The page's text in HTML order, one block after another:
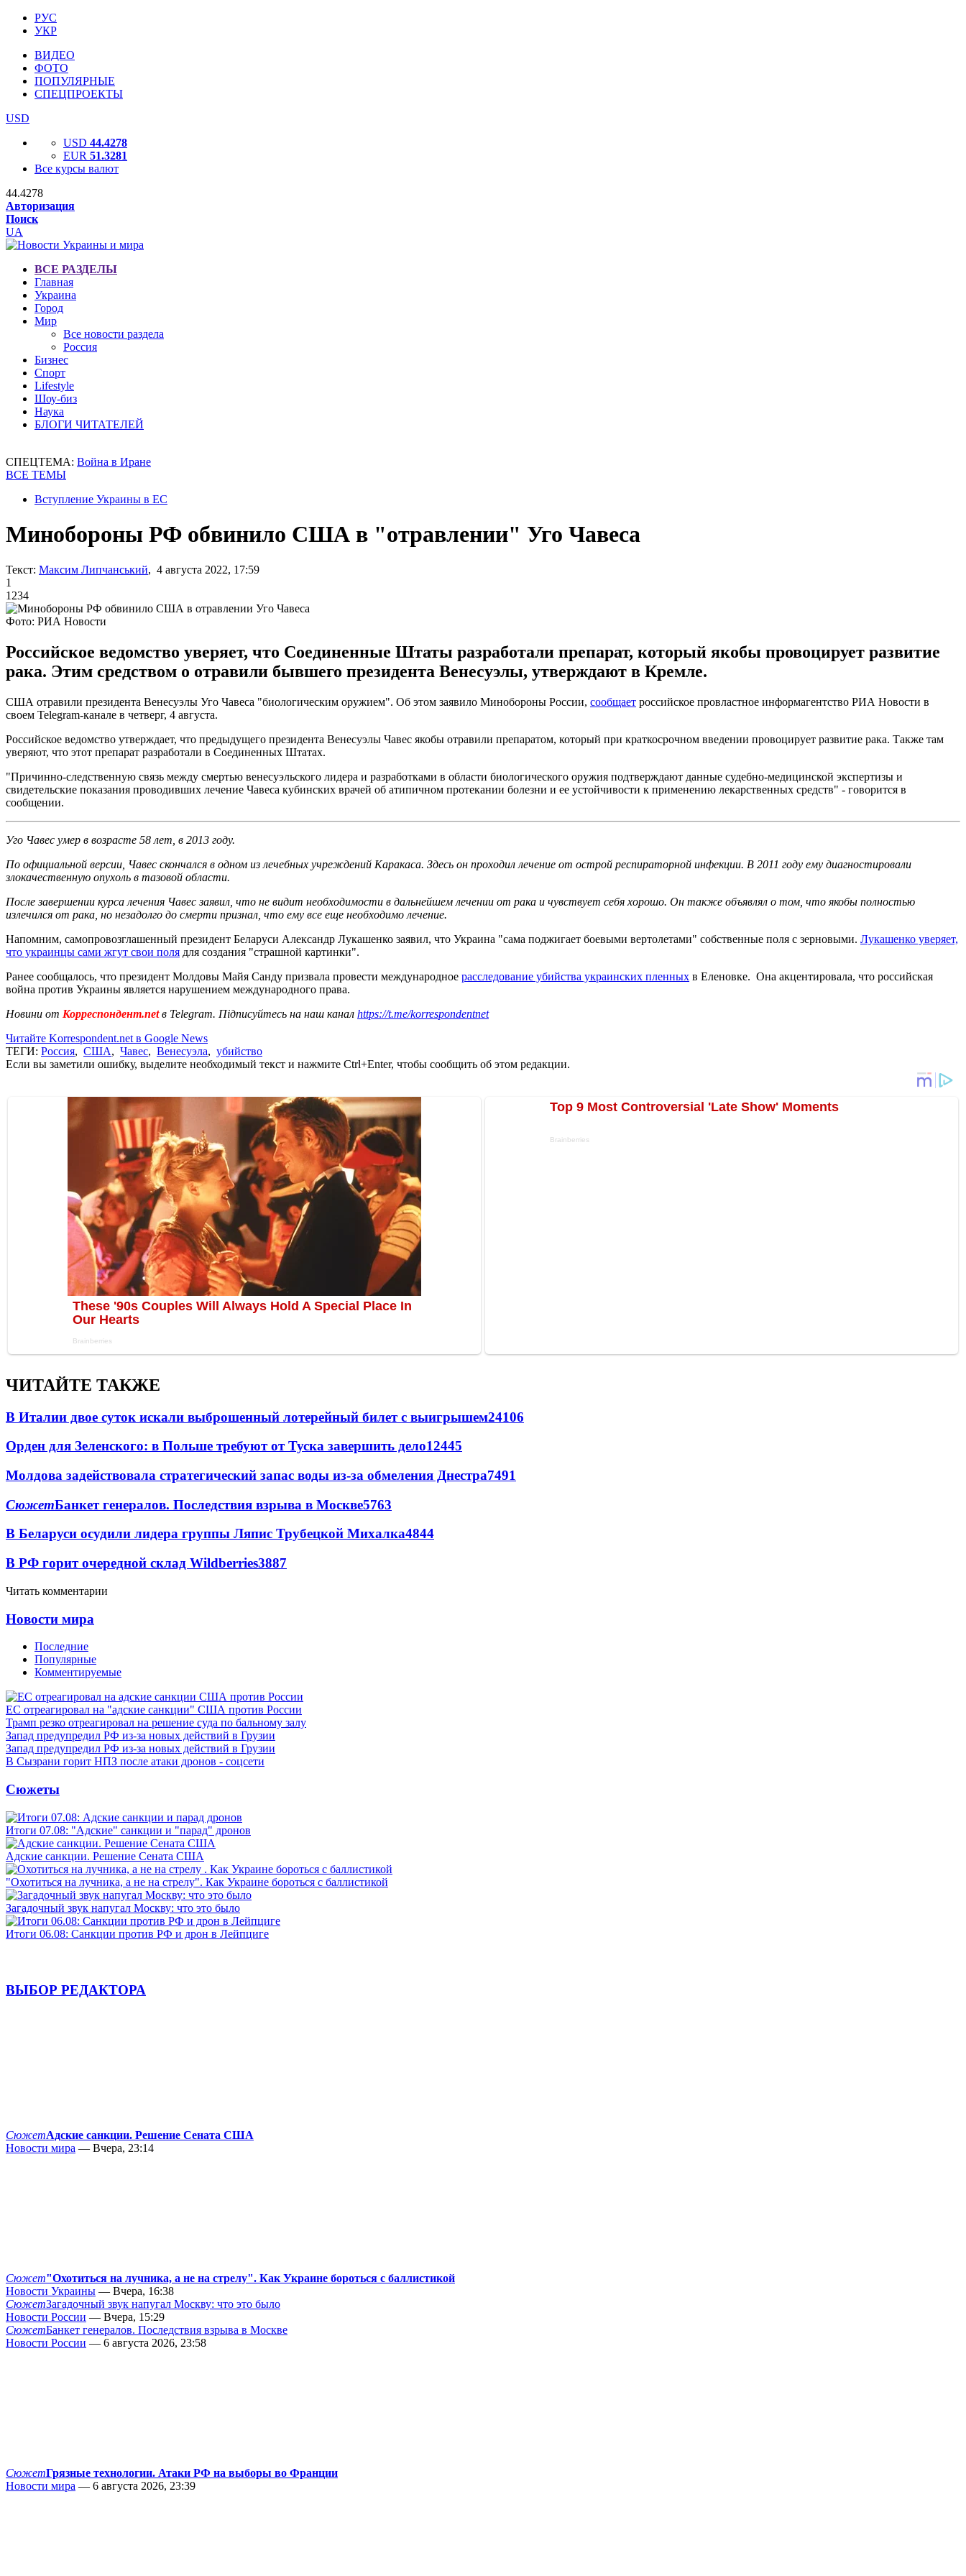
РУС
УКР
ВИДЕО
ФОТО
ПОПУЛЯРНЫЕ
СПЕЦПРОЕКТЫ
USD
USD 44.4278
EUR 51.3281
Все курсы валют
44.4278
Авторизация
Поиск
UA
ВСЕ РАЗДЕЛЫ
Главная
Украина
Город
Мир
Все новости раздела
Россия
Бизнес
Спорт
Lifestyle
Шоу-биз
Наука
БЛОГИ ЧИТАТЕЛЕЙ
СПЕЦТЕМА: Война в Иране
ВСЕ ТЕМЫ
Вступление Украины в ЕС
Минобороны РФ обвинило США в "отравлении" Уго Чавеса
Текст: Максим Липчанський, 4 августа 2022, 17:59
1
1234
Фото: РИА Новости
Российское ведомство уверяет, что Соединенные Штаты разработали препарат, который якобы провоцирует развитие
рака. Этим средством о отравили бывшего президента Венесуэлы, утверждают в Кремле.
США отравили президента Венесуэлы Уго Чавеса "биологическим оружием". Об этом заявило Минобороны России, сообщает российское провластное информагентство РИА Новости в
своем Telegram-канале в четверг, 4 августа.
Российское ведомство утверждает, что предыдущего президента Венесуэлы Чавес якобы отравили препаратом, который при краткосрочном введении провоцирует развитие рака. Также там
уверяют, что этот препарат разработали в Соединенных Штатах.
"Причинно-следственную связь между смертью венесуэльского лидера и разработками в области биологического оружия подтверждают данные судебно-медицинской экспертизы и
свидетельские показания проводивших лечение Чавеса кубинских врачей об атипичном протекании болезни и ее устойчивости к применению лекарственных средств" - говорится в
сообщении.
Уго Чавес умер в возрасте 58 лет, в 2013 году.
По официальной версии, Чавес скончался в одном из лечебных учреждений Каракаса. Здесь он проходил лечение от острой респираторной инфекции. В 2011 году ему диагностировали
злокачественную опухоль в тазовой области.
После завершении курса лечения Чавес заявил, что не видит необходимости в дальнейшем лечении от рака и чувствует себя хорошо. Он также объявлял о том, что якобы полностью
излечился от рака, но незадолго до смерти признал, что ему все еще необходимо лечение.
Напомним, самопровозглашенный президент Беларуси Александр Лукашенко заявил, что Украина "сама поджигает боевыми вертолетами" собственные поля с зерновыми. Лукашенко уверяет,
что украинцы сами жгут свои поля для создания "страшной картинки".
Ранее сообщалось, что президент Молдовы Майя Санду призвала провести международное расследование убийства украинских пленных в Еленовке. Она акцентировала, что российская
война против Украины является нарушением международного права.
Новини от Корреспондент.netв Telegram. Підписуйтесь на наш канал https://t.me/korrespondentnet
Читайте Korrespondent.net в Google News
ТЕГИ: Россия, США, Чавес, Венесуэла, убийство
Если вы заметили ошибку, выделите необходимый текст и нажмите Ctrl+Enter, чтобы сообщить об этом редакции.
ЧИТАЙТЕ ТАКЖЕ
В Италии двое суток искали выброшенный лотерейный билет с выигрышем24106
Орден для Зеленского: в Польше требуют от Туска завершить дело12445
Молдова задействовала стратегический запас воды из-за обмеления Днестра7491
СюжетБанкет генералов. Последствия взрыва в Москве5763
В Беларуси осудили лидера группы Ляпис Трубецкой Михалка4844
В РФ горит очередной склад Wildberries3887
Читать комментарии
Новости мира
Последние
Популярные
Комментируемые
ЕС отреагировал на "адские санкции" США против России
Трамп резко отреагировал на решение суда по бальному залу
Запад предупредил РФ из-за новых действий в Грузии
Запад предупредил РФ из-за новых действий в Грузии
В Сызрани горит НПЗ после атаки дронов - соцсети
Сюжеты
Итоги 07.08: "Адские" санкции и "парад" дронов
Адские санкции. Решение Сената США
"Охотиться на лучника, а не на стрелу". Как Украине бороться с баллистикой
Загадочный звук напугал Москву: что это было
Итоги 06.08: Санкции против РФ и дрон в Лейпциге
ВЫБОР РЕДАКТОРА
СюжетАдские санкции. Решение Сената США
Новости мира — Вчера, 23:14
Сюжет"Охотиться на лучника, а не на стрелу". Как Украине бороться с баллистикой
Новости Украины — Вчера, 16:38
СюжетЗагадочный звук напугал Москву: что это было
Новости России — Вчера, 15:29
СюжетБанкет генералов. Последствия взрыва в Москве
Новости России — 6 августа 2026, 23:58
СюжетГрязные технологии. Атаки РФ на выборы во Франции
Новости мира — 6 августа 2026, 23:39